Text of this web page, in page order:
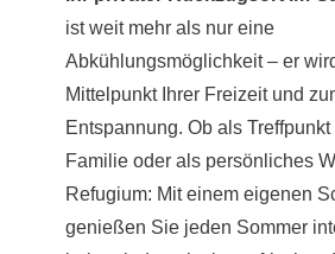
ist weit mehr als nur eine
Abkühlungsmöglichkeit – er
Mittelpunkt Ihrer Freizeit und
Entspannung. Ob als
Familie oder als persönliches
Refugium: Mit einem eigenen
genießen Sie jeden Sommer